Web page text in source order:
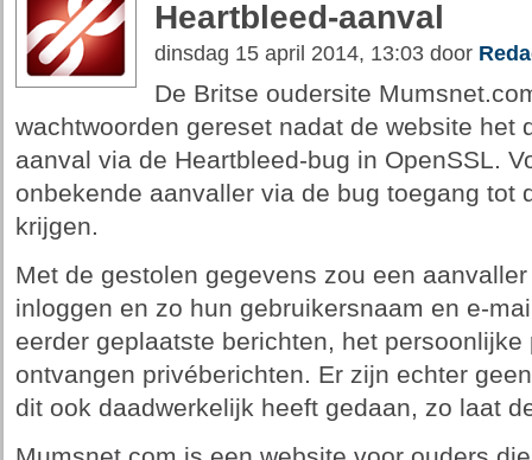
Heartbleed-aanval
dinsdag 15 april 2014, 13:03 door
De Britse oudersite
wachtwoorden gereset nadat de website het
aanval via de Heartbleed-bug in OpenSSL.
onbekende aanvaller via de bug toegang tot
krijgen.
Met de gestolen gegevens zou een
inloggen en zo hun gebruikersnaam en e-
eerder geplaatste berichten, het
ontvangen privéberichten. Er zijn echter
dit ook daadwerkelijk heeft gedaan, zo laat